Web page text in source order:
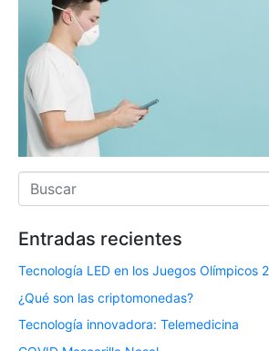
Entradas recientes
Tecnología LED en los Juegos Olímpicos
¿Qué son las criptomonedas?
Tecnología innovadora: Telemedicina